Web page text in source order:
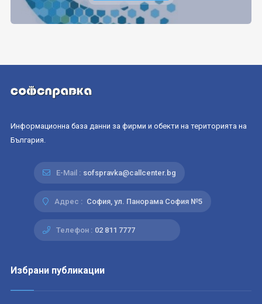
Информационна база данни за фирми и обекти на територията на
България.
E-Mail : sofspravka@callcenter.bg
Адрес : София, ул. Панорама София №5
Телефон : 02 811 7777
Избрани публикации